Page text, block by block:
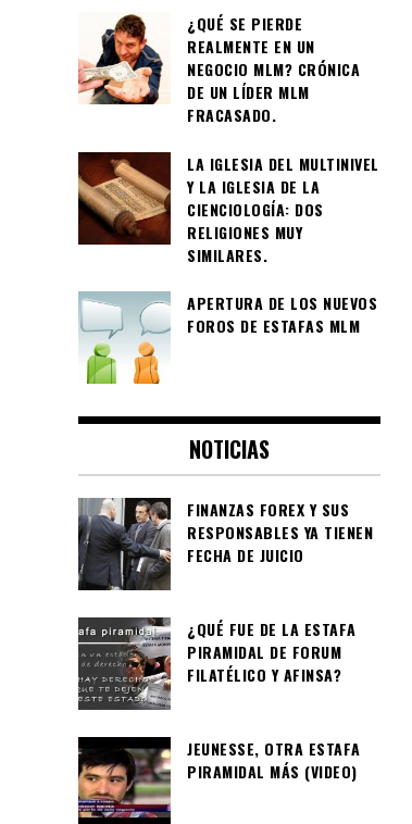
¿QUÉ SE PIERDE
REALMENTE EN UN
NEGOCIO MLM? CRÓNICA
DE UN LÍDER MLM
FRACASADO.
LA IGLESIA DEL MULTINIVEL
Y LA IGLESIA DE LA
CIENCIOLOGÍA: DOS
RELIGIONES MUY
SIMILARES.
APERTURA DE LOS NUEVOS
FOROS DE ESTAFAS MLM
NOTICIAS
FINANZAS FOREX Y SUS
RESPONSABLES YA TIENEN
FECHA DE JUICIO
¿QUÉ FUE DE LA ESTAFA
PIRAMIDAL DE FORUM
FILATÉLICO Y AFINSA?
JEUNESSE, OTRA ESTAFA
PIRAMIDAL MÁS (VIDEO)